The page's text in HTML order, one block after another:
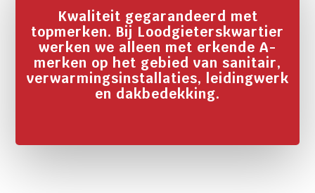
Kwaliteit gegarandeerd met
topmerken. Bij Loodgieterskwartier
werken we alleen met erkende A-
merken op het gebied van sanitair,
verwarmingsinstallaties, leidingwerk
en dakbedekking.